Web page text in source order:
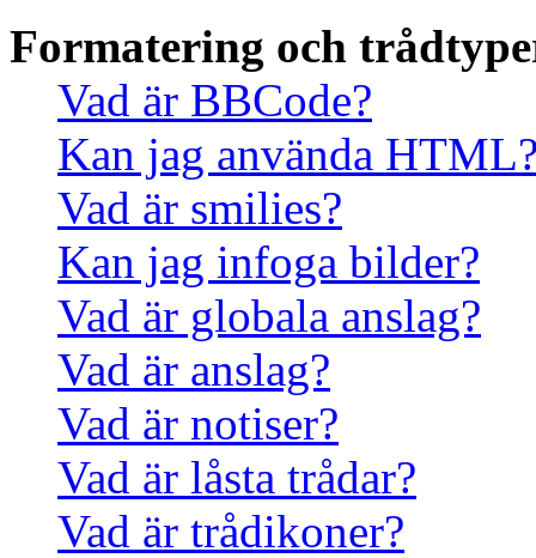
Formatering och
Vad är BBCode?
Kan jag använda
Vad är smilies?
Kan jag infoga bilder?
Vad är globala anslag?
Vad är anslag?
Vad är notiser?
Vad är låsta trådar?
Vad är trådikoner?